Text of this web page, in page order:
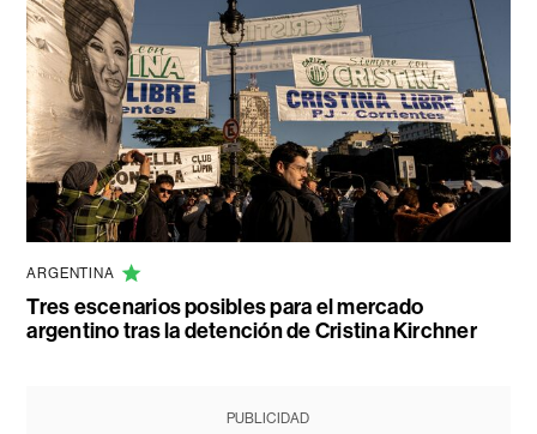
ARGENTINA
Tres escenarios posibles para el mercado
argentino tras la detención de Cristina Kirchner
PUBLICIDAD